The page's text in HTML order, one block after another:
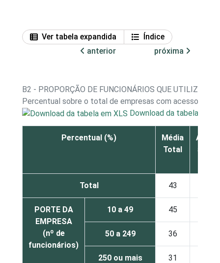
Ver tabela expandida
Índice
anterior
próxima
B2 - PROPORÇÃO DE FUNCIONÁRIOS QUE UTILIZAM
Percentual sobre o total de empresas com acesso à
Download da tabela em
Percentual (%)
Média
Total
Até
5%
Total 43
PORTE DA
EMPRESA
(nº de
funcionários)
10 a 49 45
50 a 249 36
250 ou mais 31